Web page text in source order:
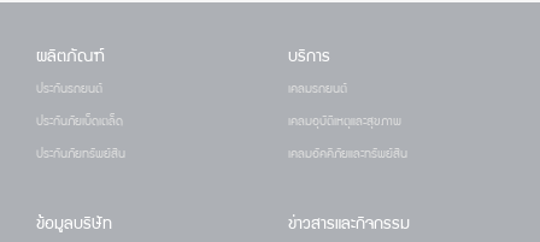
ผลิตภัณฑ์
ประกันรถยนต์
ประกันภัยเบ็ดเตล็ด
ประกันภัยทรัพย์สิน
บริการ
เคลมรถยนต์
เคลมอุบัติเหตุและสุขภาพ
เคลมอัคคีภัยและทรัพย์สิน
ข้อมูลบริษัท ข่าวสารและกิจกรรม